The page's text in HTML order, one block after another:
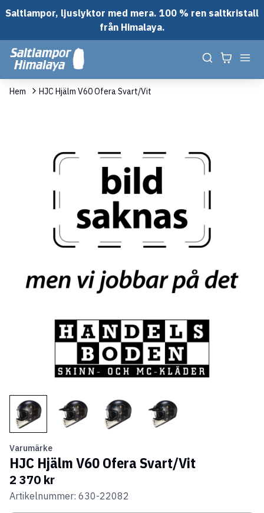
Saltlampor, ljuslyktor med mera. 100 % ren saltkristall
från Himalaya.
Hem HJC Hjälm V60 Ofera Svart/Vit
Varumärke
HJC Hjälm V60 Ofera Svart/Vit
2 370 kr
Artikelnummer: 630-22082